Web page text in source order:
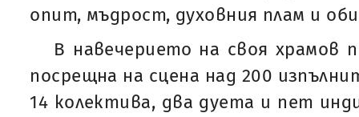
опит, мъдрост, духовния плам и
В навечерието на своя храмов
посрещна на сцена над 200
14 колектива, два дуета и пет